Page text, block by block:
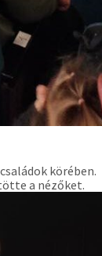
körében.
a nézőket.